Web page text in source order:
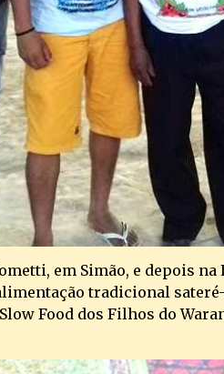
em Simão, e depois
tradicional
Food dos Filhos do